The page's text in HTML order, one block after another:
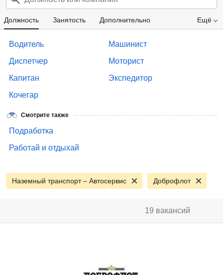
Ещё
Должность Занятость Дополнительно
Зарплата
Водитель
Диспетчер
Капитан
Кочегар
Машинист
Моторист
Экспедитор
Смотрите также
Подработка
Работай и отдыхай
Наземный транспорт – Автосервис Доброфлот
19 вакансий